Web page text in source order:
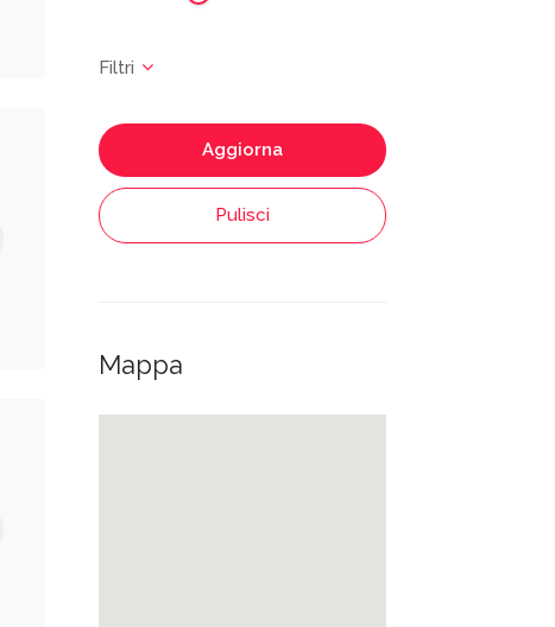
Aggiorna
Pulisci
Mappa